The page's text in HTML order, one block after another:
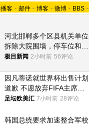
播客 - 邮件 - 博客 - 微博 - BBS -
河北邯郸多个区县机关单位
拆除大院围墙，停车位和厕
所免费开放，当地多部门回
极目新闻 2小时前 56评论
因凡蒂诺就世界杯出售计划
道歉 不愿放弃FIFA主席职
位
足坛欧美汇 7小时前 28评论
韩国总统要求加速整合军校